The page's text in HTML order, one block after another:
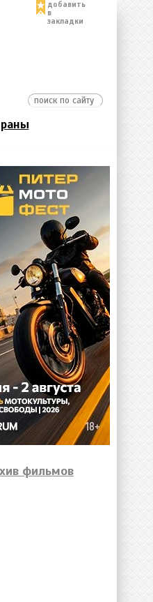
добавить
в
закладки
фильмов